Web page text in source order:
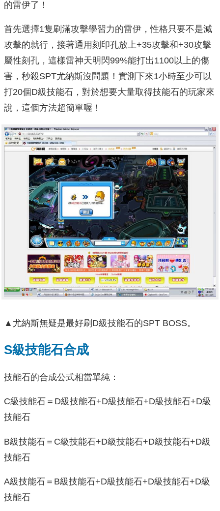
的雷伊了！
首先選擇1隻刷滿攻擊學習力的雷伊，性格只要不是減
攻擊的就行，接著通用刻印孔放上+35攻擊和+30攻擊
屬性刻孔，這樣雷神天明閃99%能打出1100以上的傷
害，秒殺SPT尤納斯沒問題！實測下來1小時至少可以
打20個D級技能石，對於想要大量取得技能石的玩家來
說，這個方法超簡單喔！
▲尤納斯無疑是最好刷D級技能石的SPT BOSS。
S級技能石合成
技能石的合成公式相當單純：
C級技能石＝D級技能石+D級技能石+D級技能石+D級
技能石
B級技能石＝C級技能石+D級技能石+D級技能石+D級
技能石
A級技能石＝B級技能石+D級技能石+D級技能石+D級
技能石